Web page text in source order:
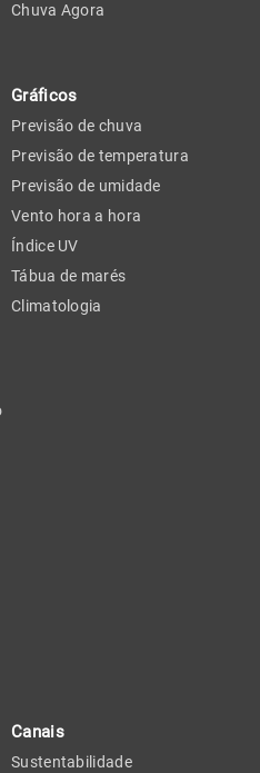
Chuva Agora
Gráficos
Previsão de chuva
Previsão de temperatura
Previsão de umidade
Vento hora a hora
Índice UV
Tábua de marés
Climatologia
Canais
Sustentabilidade